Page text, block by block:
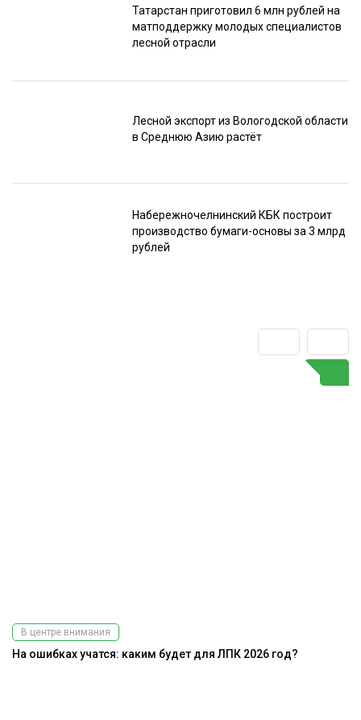
Татарстан приготовил 6 млн рублей на
матподдержку молодых специалистов
лесной отрасли
Лесной экспорт из Вологодской области
в Среднюю Азию растёт
Набережночелнинский КБК построит
производство бумаги-основы за 3 млрд
рублей
В центре внимания
На ошибках учатся: каким будет для ЛПК 2026 год?